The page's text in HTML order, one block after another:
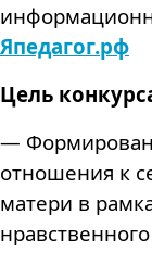
Япедагог.рф
Цель
—
отношения к
матери в